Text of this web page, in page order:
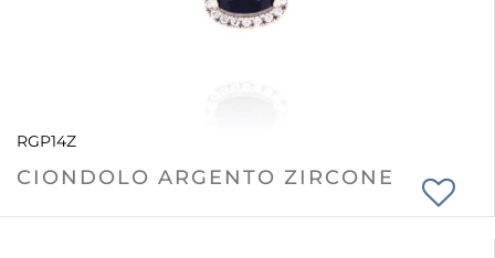
RGP14Z
CIONDOLO ARGENTO ZIRCONE